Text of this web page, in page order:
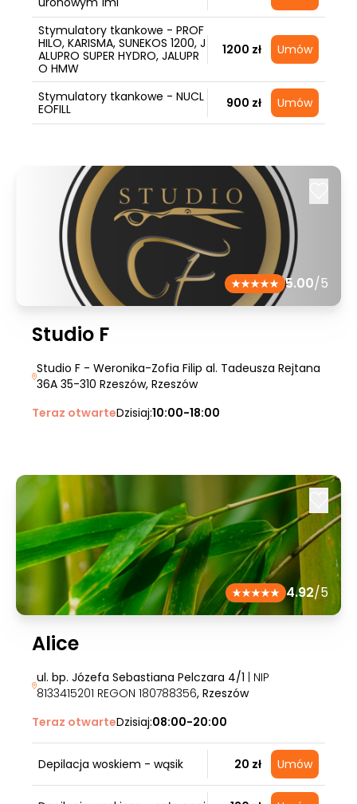
Stymulatory tkankowe - PROF
HILO, KARISMA, SUNEKOS 1200, J
ALUPRO SUPER HYDRO, JALUPR
O HMW
1200 zł Umów
Stymulatory tkankowe - NUCL
EOFILL
900 zł Umów
5.00/5
Studio F
Studio F - Weronika-Zofia Filip al. Tadeusza Rejtana
36A 35-310 Rzeszów, Rzeszów
Teraz otwarteDzisiaj:10:00-18:00
4.92/5
Alice
ul. bp. Józefa Sebastiana Pelczara 4/1 | NIP
8133415201 REGON 180788356, Rzeszów
Teraz otwarteDzisiaj:08:00-20:00
Depilacja woskiem - wąsik 20 zł Umów